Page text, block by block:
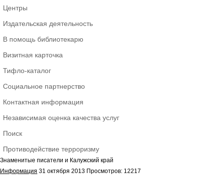
Центры
Издательская деятельность
В помощь библиотекарю
Визитная карточка
Тифло-каталог
Социальное партнерство
Контактная информация
Независимая оценка качества услуг
Поиск
Противодействие терроризму
Знаменитые писатели и Калужский край
Информация 31 октября 2013 Просмотров: 12217